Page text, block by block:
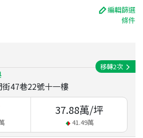
編輯篩選
條件
47巷22號十一樓
移轉2次
37.88萬/坪
41.49萬